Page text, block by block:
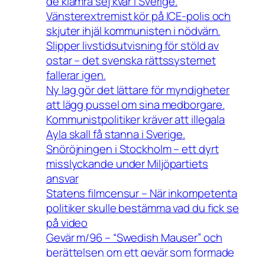
Vänsterextremist kör på ICE-polis och
skjuter ihjäl kommunisten i nödvärn.
Slipper livstidsutvisning för stöld av
ostar – det svenska rättssystemet
fallerar igen.
Ny lag gör det lättare för myndigheter
att lägg pussel om sina medborgare.
Kommunistpolitiker kräver att illegala
Ayla skall få stanna i Sverige.
Snöröjningen i Stockholm – ett dyrt
misslyckande under Miljöpartiets
ansvar
Statens filmcensur – När inkompetenta
politiker skulle bestämma vad du fick se
på video
Gevär m/96 – “Swedish Mauser” och
berättelsen om ett gevär som formade